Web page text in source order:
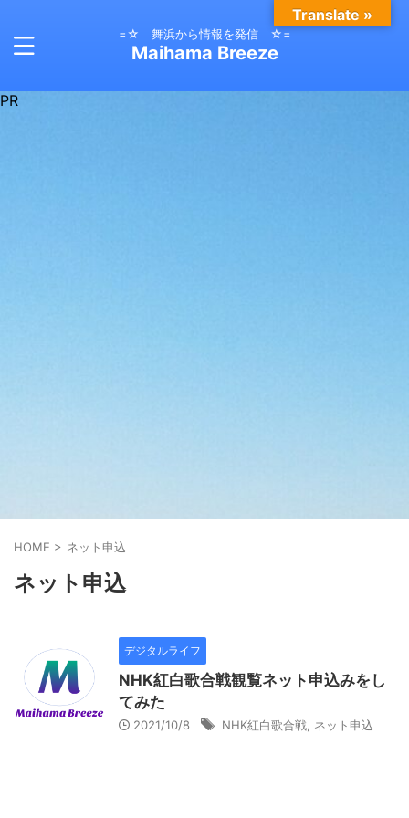
=☆ 舞浜から情報を発信 ☆=
Maihama Breeze
PR
HOME > ネット申込
ネット申込
デジタルライフ
NHK紅白歌合戦観覧ネット申込みをし
てみた
2021/10/8 NHK紅白歌合戦 ネット申込
Translate »